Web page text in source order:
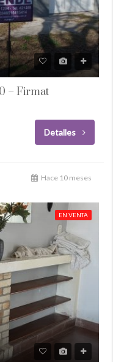
– Firmat
Detalles
Hace 10 meses
EN VENTA